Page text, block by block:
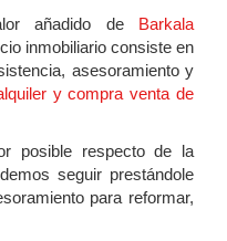
añadido de Barkala
inmobiliario consiste en
asesoramiento y
y compra venta de
posible respecto de la
seguir prestándole
para reformar,